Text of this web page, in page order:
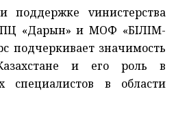
поддержке vинистерства
«Дарын» и МОФ «БІЛІМ-
подчеркивает значимость
и его роль в
специалистов в области